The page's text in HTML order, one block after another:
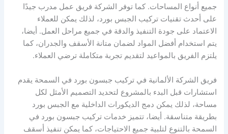
جميع أنواع المساحات. كما توفر الشركة فريق عمل مدرب جيدًا
على أحدث تقنيات تركيب الجبس بورد، لذلك يمكن للعملاء
الاعتماد على جودة التنفيذ والدقة في جميع مراحل العمل. أيضا،
يتم استخدام أفضل المواد لضمان متانة الأسقف والجدران، كما
يلتزم الفريق بالمواعيد لتقديم تجربة متكاملة ترضي العملاء.
فريق الشركة الألمانية في تركيب جبسون بورد في السمحة يقدم
استشارات قبل البدء بالمشروع لتحديد التصميم الأمثل لكل
مساحة، لذلك يمكن دمج الديكورات الداخلية مع الجبس بورد
بطريقة متناسقة. أيضا، تتميز خدمات تركيب جبسون بورد في
السمحة بالتنوع لتلبية جميع الاحتياجات، كما يمكن تنفيذ أسقف